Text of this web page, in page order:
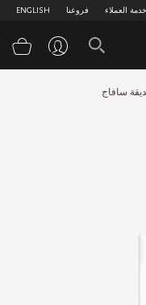
ENGLISH فروعنا خدمة العملاء
سافاج